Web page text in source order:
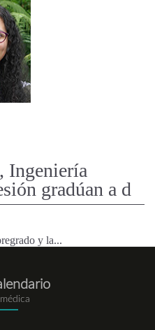
Ingeniería
gradúan a d
y la...